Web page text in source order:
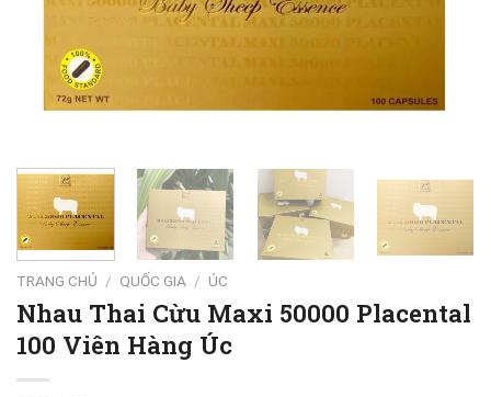
TRANG CHỦ / QUỐC GIA / ÚC
Nhau Thai Cừu Maxi 50000 Placental
100 Viên Hàng Úc